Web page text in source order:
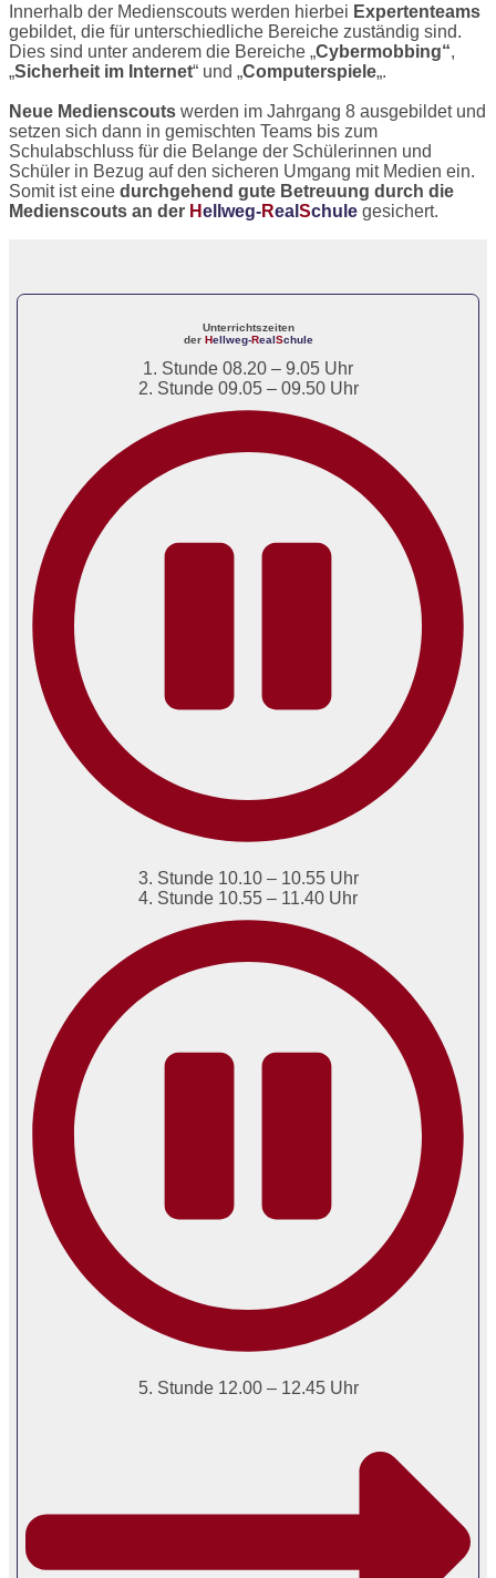
Innerhalb der Medienscouts werden hierbei Expertenteams
gebildet, die für unterschiedliche Bereiche zuständig sind.
Dies sind unter anderem die Bereiche „Cybermobbing“,
„Sicherheit im Internet“ und „Computerspiele„.
Neue Medienscouts werden im Jahrgang 8 ausgebildet und
setzen sich dann in gemischten Teams bis zum
Schulabschluss für die Belange der Schülerinnen und
Schüler in Bezug auf den sicheren Umgang mit Medien ein.
Somit ist eine durchgehend gute Betreuung durch die
Medienscouts an der Hellweg-Real Schule gesichert.
Unterrichtszeiten
der Hellweg-RealSchule
1. Stunde 08.20 – 9.05 Uhr
2. Stunde 09.05 – 09.50 Uhr
3. Stunde 10.10 – 10.55 Uhr
4. Stunde 10.55 – 11.40 Uhr
5. Stunde 12.00 – 12.45 Uhr